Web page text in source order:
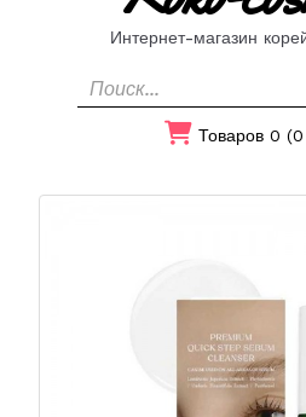
Интернет-магазин
Товаров 0